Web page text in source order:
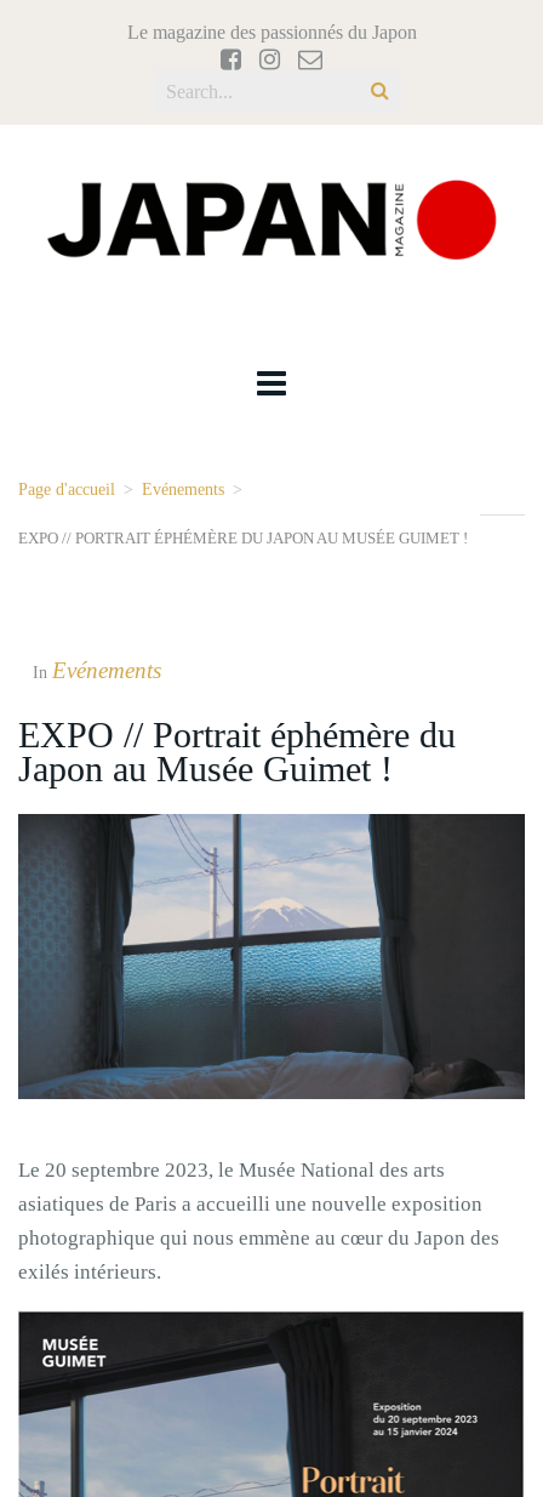
Le magazine des passionnés du Japon
Page d'accueil > Evénements >
EXPO // PORTRAIT ÉPHÉMÈRE DU JAPON AU MUSÉE GUIMET !
In Evénements
EXPO // Portrait éphémère du
Japon au Musée Guimet !
Le 20 septembre 2023, le Musée National des arts
asiatiques de Paris a accueilli une nouvelle exposition
photographique qui nous emmène au cœur du Japon des
exilés intérieurs.